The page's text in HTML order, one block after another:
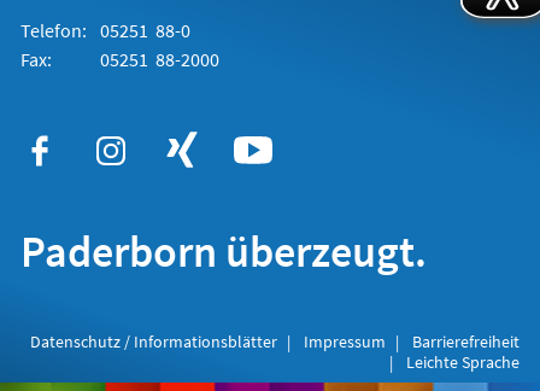
Telefon: 05251 88-0
Fax:
05251 88-2000
Paderborn überzeugt.
Datenschutz / Informationsblätter Impressum
Barrierefreiheit
Leichte Sprache